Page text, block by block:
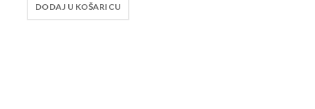
DODAJ U KOŠARICU